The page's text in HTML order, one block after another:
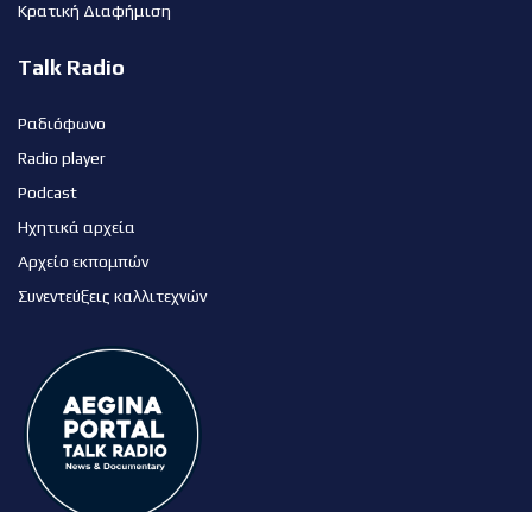
Κρατική Διαφήμιση
Talk Radio
Ραδιόφωνο
Radio player
Podcast
Ηχητικά αρχεία
Αρχείο εκπομπών
Συνεντεύξεις καλλιτεχνών